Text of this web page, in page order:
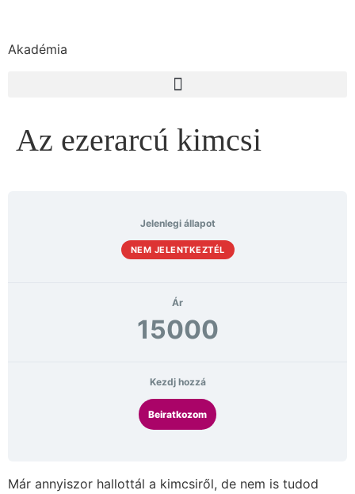
Akadémia
Az ezerarcú kimcsi
Jelenlegi állapot
NEM JELENTKEZTÉL
Ár
15000
Kezdj hozzá
Beiratkozom
Már annyiszor hallottál a kimcsiről, de nem is tudod